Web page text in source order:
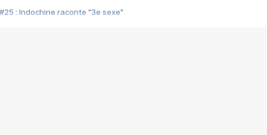
#25 : Indochine raconte "3e sexe"